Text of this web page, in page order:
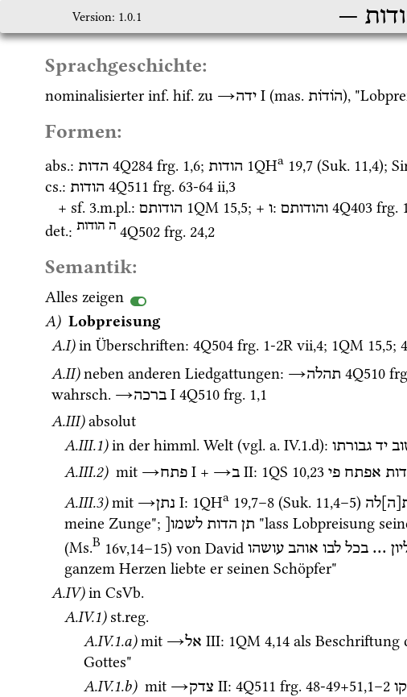
Version: 1.0.1
Sprachgeschichte:
nominalisierter inf. hif. zu →ידה ‎ I (mas. הֹודֹות),
Formen:
abs.: הדות 4Q284 frg. 1,6; הודות 1QHa 19,7 (Suk. 11,4);
cs.: הודות 4Q511 frg. 63-64 ii,3
+ sf. 3.m.pl.: הודותם 1QM 15,5; + ו: והודותם 4Q403 frg.
det.: ה הודות 4Q502 frg. 24,2
Semantik:
Alles zeigen
A) Lobpreisung
A.I)in Überschriften: 4Q504 frg. 1-2R vii,4; 1QM 15,5;
A.II)neben anderen Liedgattungen: →תהלה 4Q510
wahrsch. →ברכה ‎ I 4Q510 frg. 1,1
A.III)absolut
A.III.1)in der himml. Welt (vgl. a. IV.1.d): יד גבורתו
A.III.2) mit →פתח ‎ I + →ב ‎ II: 1QS 10,23 אפתח פי
A.III.3)mit →נתן ‎ I: 1QHa 19,7–8 (Suk. 11,4–5)
meine Zunge";
תן הדות לשמו[ "lass Lobpreisung
(Ms.B 16v,14–15) von David ... בכל לבו אוהב עושהו
ganzem Herzen liebte er seinen Schöpfer"
A.IV)in CsVb.
A.IV.1) st.reg.
A.IV.1.a)mit →אל ‎ III: 1QM 4,14 als Beschriftung
Gottes"
A.IV.1.b) mit →צדק ‎ II: 4Q511 frg. 48-49+51,1–2